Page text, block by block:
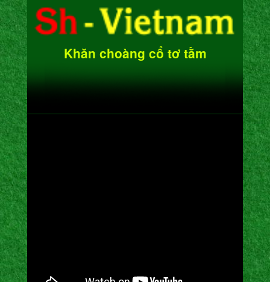
Khăn choàng cổ tơ tằm